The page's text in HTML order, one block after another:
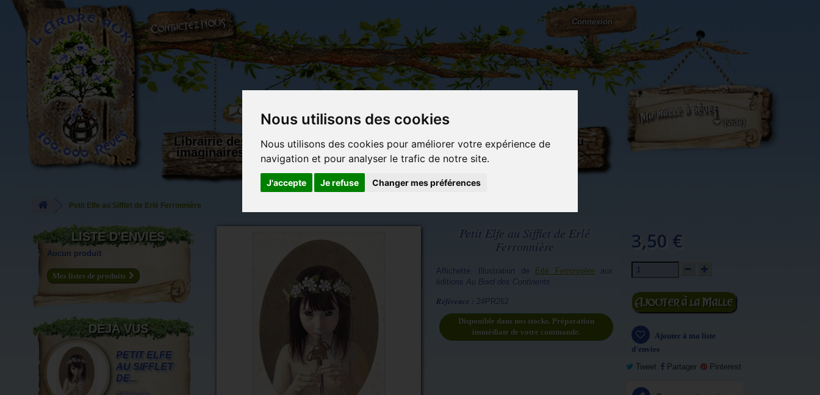
Nous utilisons des cookies
Nous utilisons des cookies pour améliorer votre expérience de
navigation et pour analyser le trafic de notre site.
J'accepte Je refuse Changer mes préférences
L'Arbre aux 100.000 Rêves
Connexion
(vide)
Librairie des
imaginaires
Carterie
papeterie
originale
Activités
manuelles,
détente et
Objets déco et
cadeaux
originaux
Du côté du
blog...
Petit Elfe au Sifflet de Erlé Ferronnière
Petit Elfe au Sifflet de Erlé
Ferronnière
Affichette. Illustration de Erlé Ferronnièreaux
éditions Au Bord des Continents
Référence : 24PR262
Disponible dans nos stocks. Préparation
immédiate de votre commande.
3,50 €
Ajouter au
panier
Ajouter à ma liste
d'envies
Tweet
Partager Pinterest
LISTE D'ENVIES
Aucun produit
Mes listes de produits
DÉJÀ VUS
PETIT ELFE
AU SIFFLET
DE...